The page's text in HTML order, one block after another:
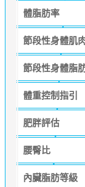
體脂肪率
節段性身體肌
節段性身體脂
體重控制指引
肥胖評估
腰臀比
內臟脂肪等級